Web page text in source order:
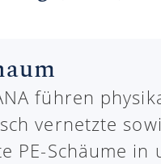
führen
vernetzte
PE-Schäume in